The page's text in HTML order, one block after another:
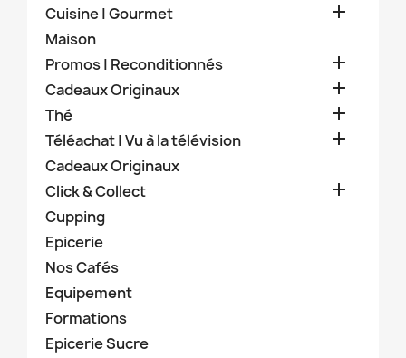
Cuisine | Gourmet 
Maison
Promos | Reconditionnés

Cadeaux Originaux 
Thé 
Téléachat | Vu à la télévision 
Cadeaux Originaux
Click & Collect

Cupping
Epicerie
Nos Cafés
Equipement
Formations
Epicerie Sucre